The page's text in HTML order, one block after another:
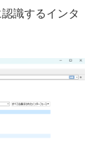
識するインタ